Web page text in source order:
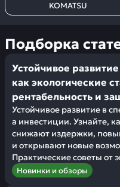
KOMATSU
Подборка
Устойчивое
как экологические
рентабельность и
Устойчивое развитие в
а инвестиции. Узнайте,
снижают издержки,
и открывают новые
Практические советы от
Новинки и обзоры